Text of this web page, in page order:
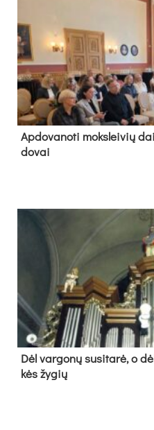
Ap­do­va­no­ti moks­lei­vių
do­vai
Dėl var­go­nų su­si­ta­rė, o
kės žy­gių